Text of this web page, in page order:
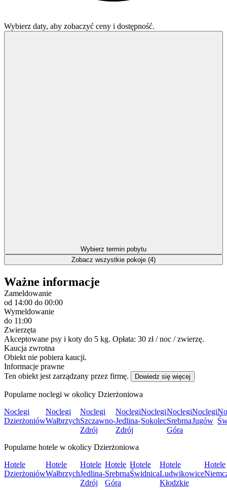
Wybierz daty, aby zobaczyć ceny i dostępność.
Wybierz termin pobytu
Zobacz wszystkie pokoje (4)
Ważne informacje
Zameldowanie
od 14:00 do 00:00
Wymeldowanie
do 11:00
Zwierzęta
Akceptowane psy i koty do 5 kg. Opłata: 30 zł / noc / zwierzę.
Kaucja zwrotna
Obiekt nie pobiera kaucji.
Informacje prawne
Ten obiekt jest zarządzany przez firmę.
Dowiedz się więcej
Popularne noclegi w okolicy Dzierżoniowa
Noclegi
Dzierżoniów
Noclegi
Wałbrzych
Noclegi
Szczawno-
Zdrój
Noclegi
Jedlina-
Zdrój
Noclegi
Sokolec
Noclegi
Srebrna
Góra
Noclegi
Jugów
Popularne hotele w okolicy Dzierżoniowa
Hotele
Dzierżoniów
Hotele
Wałbrzych
Hotele
Jedlina-
Zdrój
Hotele
Srebrna
Góra
Hotele
Świdnica
Hotele
Ludwikowice
Kłodzkie
Hotele